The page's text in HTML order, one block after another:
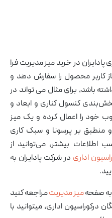
در خرید میز مدیریت فرا
کاربر محصول را سفارش دهد و
باشد، برای مثال می تواند در
کنسول کناری و ابعاد و
خود را اعمال کرده و یک میز
منطبق بر پرسونا و سبک کاری
بیشتر، می‌توانید از
اداری در شرکت پادایران به
صفحهمیز مدیریتمراجعه کنید
درکوراسیون اداری، میتوانید با